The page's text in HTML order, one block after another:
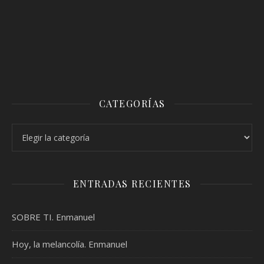
CATEGORÍAS
ENTRADAS RECIENTES
SOBRE TI. Enmanuel
Hoy, la melancolía. Enmanuel